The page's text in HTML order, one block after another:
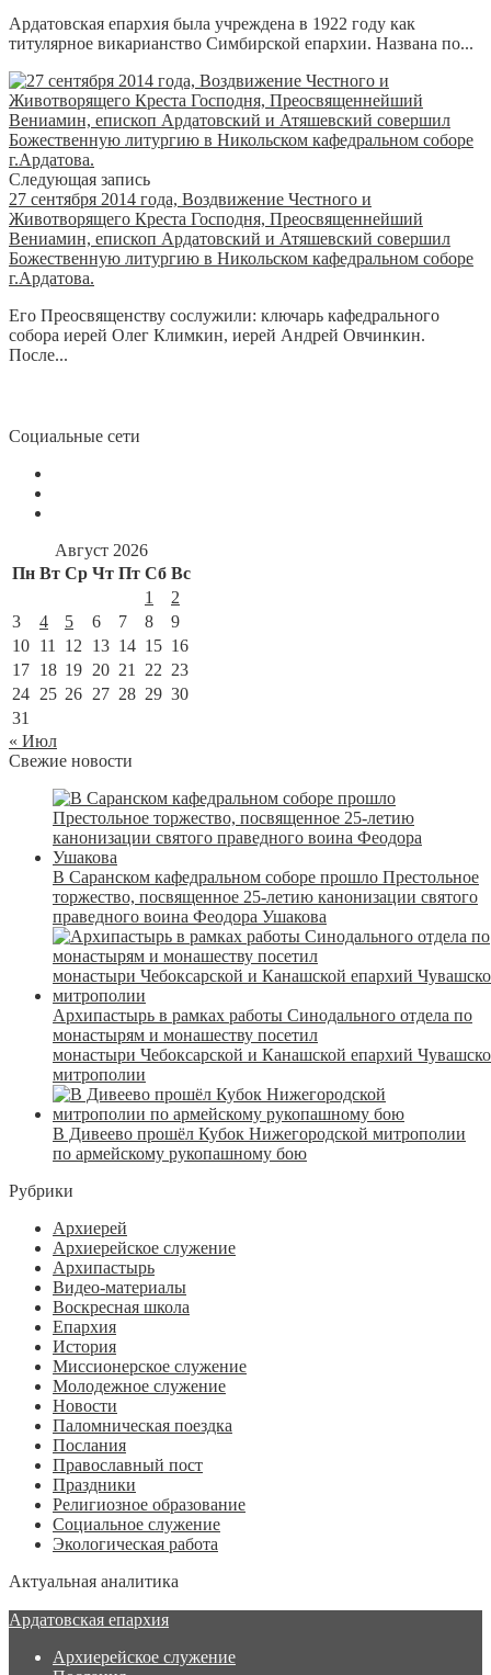
Ардатовская епархия была учреждена в 1922 году как
титулярное викарианство Симбирской епархии. Названа по...
Следующая запись
27 сентября 2014 года, Воздвижение Честного и
Животворящего Креста Господня, Преосвященнейший
Вениамин, епископ Ардатовский и Атяшевский совершил
Божественную литургию в Никольском кафедральном соборе
г.Ардатова.
Его Преосвященству сослужили: ключарь кафедрального
собора иерей Олег Климкин, иерей Андрей Овчинкин.
После...
Социальные сети
Август 2026
Пн Вт Ср Чт Пт Сб Вс
1
2
3
4 5 6 7 8
9
10 11 12 13 14 15 16
17 18 19 20 21 22 23
24 25 26 27 28 29 30
31
« Июл
Свежие новости
В Саранском кафедральном соборе прошло Престольное
торжество, посвященное 25-летию канонизации святого
праведного воина Феодора Ушакова
Архипастырь в рамках работы Синодального отдела по
монастырям и монашеству посетил
монастыри Чебоксарской и Канашской епархий
митрополии
В Дивеево прошёл Кубок Нижегородской митрополии
по армейскому рукопашному бою
Рубрики
Архиерей
Архиерейское служение
Архипастырь
Видео-материалы
Воскресная школа
Епархия
История
Миссионерское служение
Молодежное служение
Новости
Паломническая поездка
Послания
Православный пост
Праздники
Религиозное образование
Социальное служение
Экологическая работа
Актуальная аналитика
Ардатовская епархия
Архиерейское служение